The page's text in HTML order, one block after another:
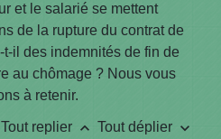
et le salarié se mettent
de la rupture du contrat de
il des indemnités de fin de
au chômage ? Nous vous
à retenir.
Tout replier keyboard_arrow_up Tout déplier keyboard_arrow_down